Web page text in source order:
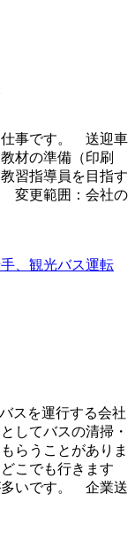
仕事です。 送迎車
材の準備（印刷
習指導員を目指す
変更範囲：会社の
、観光バス運転
スを運行する会社
してバスの清掃・
らうことがありま
こでも行きます
多いです。 企業送